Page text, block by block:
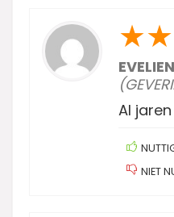
★★
Al
NIET